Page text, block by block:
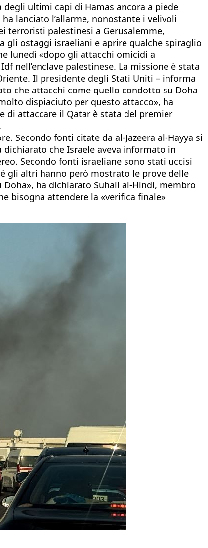
degli ultimi capi di Hamas ancora a piede
lanciato l’allarme, nonostante i velivoli
terroristi palestinesi a Gerusalemme,
gli ostaggi israeliani e aprire qualche spiraglio
lunedì «dopo gli attacchi omicidi a
nell’enclave palestinese. La missione è stata
Il presidente degli Stati Uniti – informa
che attacchi come quello condotto su Doha
dispiaciuto per questo attacco», ha
di attaccare il Qatar è stata del premier
Secondo fonti citate da al-Jazeera al-Hayya si
che Israele aveva informato in
Secondo fonti israeliane sono stati uccisi
gli altri hanno però mostrato le prove delle
ha dichiarato Suhail al-Hindi, membro
bisogna attendere la «verifica finale»